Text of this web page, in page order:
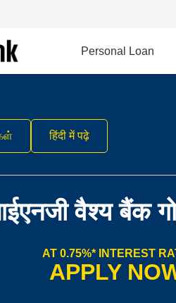
Personal Loan
हिंदी में पढ़े
वैश्य बैंक
AT 0.75%* INTEREST
APPLY